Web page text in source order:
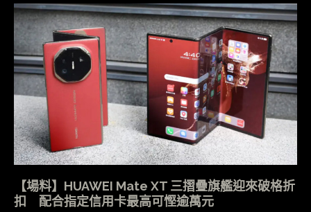
【場料】HUAWEI Mate XT 三摺疊旗艦迎來破格折
扣 配合指定信用卡最高可慳逾萬元